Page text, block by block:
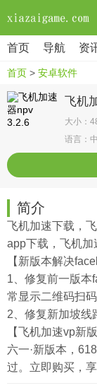
首页 导航 资
首页 > 安卓软件
飞机
大小：
语言：
简介
飞机加速下载，
app下载，飞机加
【新版本解决
1、修复前一版本
常显示二维码扫码
2、修复新加坡线
【飞机加速vp新
六一·新版本，
过。立即购买，